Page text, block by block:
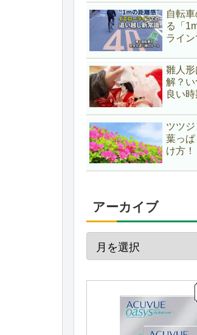
自転
る「
ライ
雛人
解？
良い
ツツ
葉っ
け方！
アーカイブ